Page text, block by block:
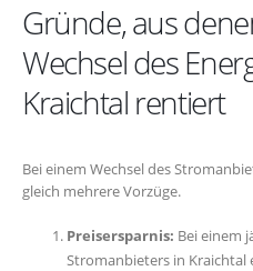
Gründe, aus
Wechsel des
Kraichtal rentiert
Bei einem Wechsel des
gleich mehrere Vorzüge.
Preisersparnis: Bei einem
Stromanbieters in Kraichtal